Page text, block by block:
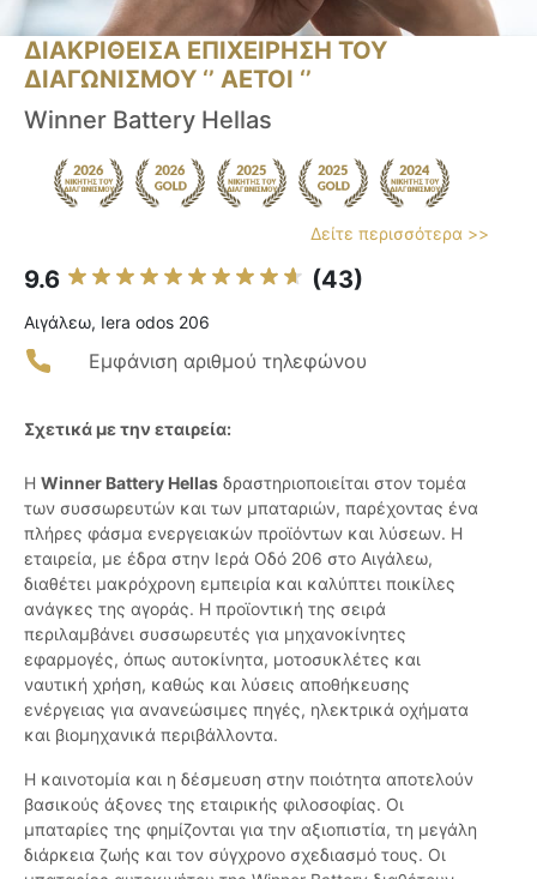
ΔΙΑΚΡΙΘΕΙΣΑ ΕΠΙΧΕΙΡΗΣΗ ΤΟΥ
ΔΙΑΓΩΝΙΣΜΟΥ ‘’ ΑΕΤΟΙ ‘’
Winner Battery Hellas
Δείτε περισσότερα >>
9.6 (43)
Αιγάλεω, Iera odos 206
Εμφάνιση αριθμού τηλεφώνου
Σχετικά με την εταιρεία:
Η Winner Battery Hellas δραστηριοποιείται στον τομέα
των συσσωρευτών και των μπαταριών, παρέχοντας ένα
πλήρες φάσμα ενεργειακών προϊόντων και λύσεων. Η
εταιρεία, με έδρα στην Ιερά Οδό 206 στο Αιγάλεω,
διαθέτει μακρόχρονη εμπειρία και καλύπτει ποικίλες
ανάγκες της αγοράς. Η προϊοντική της σειρά
περιλαμβάνει συσσωρευτές για μηχανοκίνητες
εφαρμογές, όπως αυτοκίνητα, μοτοσυκλέτες και
ναυτική χρήση, καθώς και λύσεις αποθήκευσης
ενέργειας για ανανεώσιμες πηγές, ηλεκτρικά οχήματα
και βιομηχανικά περιβάλλοντα.
Η καινοτομία και η δέσμευση στην ποιότητα αποτελούν
βασικούς άξονες της εταιρικής φιλοσοφίας. Οι
μπαταρίες της φημίζονται για την αξιοπιστία, τη μεγάλη
διάρκεια ζωής και τον σύγχρονο σχεδιασμό τους. Οι